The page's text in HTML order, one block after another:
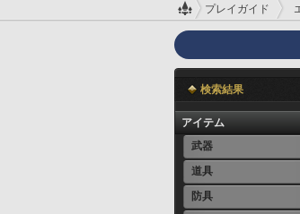
プレイガイド
検索結果
アイテム
武器
道具
防具